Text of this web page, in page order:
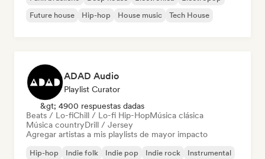
Future house
Hip-hop House music Tech House
ADAD Audio
Playlist Curator
&gt; 4900 respuestas dadas
Beats / Lo-fiChill / Lo-fi Hip-HopMúsica clásica
Música countryDrill / Jersey
Agregar artistas a mis playlists de mayor impacto
Hip-hop Indie folk Indie pop Indie rock
Instrumental